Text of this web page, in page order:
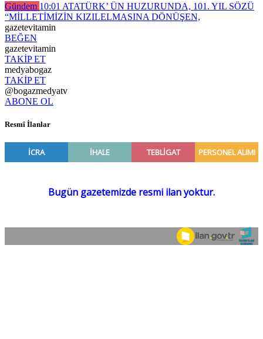
Gündem 10:01 ATATÜRK’ ÜN HUZURUNDA, 101. YIL SÖZÜ
“MİLLETİMİZİN KIZILELMASINA DÖNÜŞEN,
gazetevitamin
BEĞEN
gazetevitamin
TAKİP ET
medyabogaz
TAKİP ET
@bogazmedyatv
ABONE OL
Resmî İlanlar